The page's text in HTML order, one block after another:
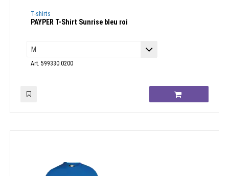
T-shirts
PAYPER T-Shirt Sunrise bleu roi
Art. 599330.0200